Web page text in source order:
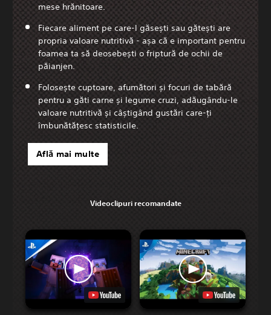
mese hrănitoare.
Fiecare aliment pe care-l găsești sau gătești are
propria valoare nutritivă - așa că e important pentru
foamea ta să deosebești o friptură de ochii de
păianjen.
Folosește cuptoare, afumători și focuri de tabără
pentru a găti carne și legume cruzi, adăugându-le
valoare nutritivă și câștigând gustări care-ți
îmbunătățesc statisticile.
Află mai multe
Videoclipuri recomandate